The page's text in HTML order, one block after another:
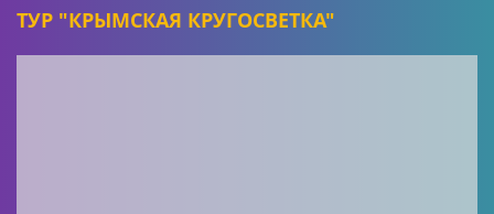
ТУР "КРЫМСКАЯ КРУГОСВЕТКА"